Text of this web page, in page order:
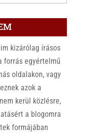
kizárólag írásos
forrás egyértelmű
oldalakon, vagy
azok a
kerül közlésre,
a blogomra
formájában